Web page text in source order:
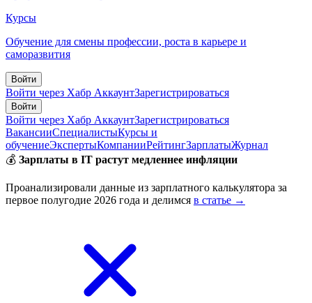
Курсы
Обучение для смены профессии, роста в карьере и
саморазвития
Войти
Войти через Хабр АккаунтЗарегистрироваться
Войти
Войти через Хабр АккаунтЗарегистрироваться
ВакансииСпециалистыКурсы и
обучениеЭкспертыКомпанииРейтингЗарплатыЖурнал
💰 Зарплаты в IT растут медленнее инфляции
Проанализировали данные из зарплатного калькулятора за
первое полугодие 2026 года и делимся в статье →